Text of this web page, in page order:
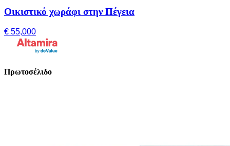
Οικιστικό χωράφι στην Πέγεια
€ 55,000
Πρωτοσέλιδο